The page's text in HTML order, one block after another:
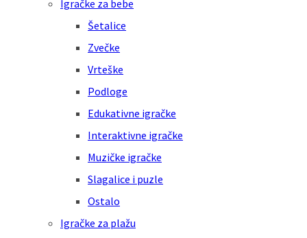
Igračke za bebe
Šetalice
Zvečke
Vrteške
Podloge
Edukativne igračke
Interaktivne igračke
Muzičke igračke
Slagalice i puzle
Ostalo
Igračke za plažu